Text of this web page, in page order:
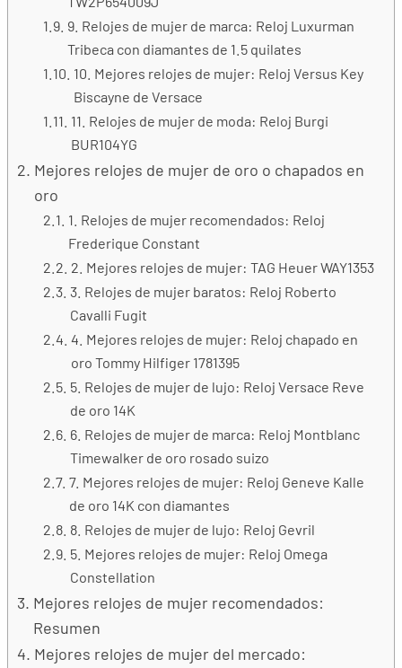
9. Relojes de mujer de marca: Reloj Luxurman
Tribeca con diamantes de 1.5 quilates
10. Mejores relojes de mujer: Reloj Versus Key
Biscayne de Versace
11. Relojes de mujer de moda: Reloj Burgi
BUR104YG
Mejores relojes de mujer de oro o chapados en
oro
1. Relojes de mujer recomendados: Reloj
Frederique Constant
2. Mejores relojes de mujer: TAG Heuer WAY1353
3. Relojes de mujer baratos: Reloj Roberto
Cavalli Fugit
4. Mejores relojes de mujer: Reloj chapado en
oro Tommy Hilfiger 1781395
5. Relojes de mujer de lujo: Reloj Versace Reve
de oro 14K
6. Relojes de mujer de marca: Reloj Montblanc
Timewalker de oro rosado suizo
7. Mejores relojes de mujer: Reloj Geneve Kalle
de oro 14K con diamantes
8. Relojes de mujer de lujo: Reloj Gevril
5. Mejores relojes de mujer: Reloj Omega
Constellation
Mejores relojes de mujer recomendados:
Resumen
Mejores relojes de mujer del mercado: